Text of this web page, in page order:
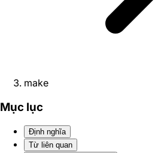
make
Mục lục
Định nghĩa
Từ liên quan